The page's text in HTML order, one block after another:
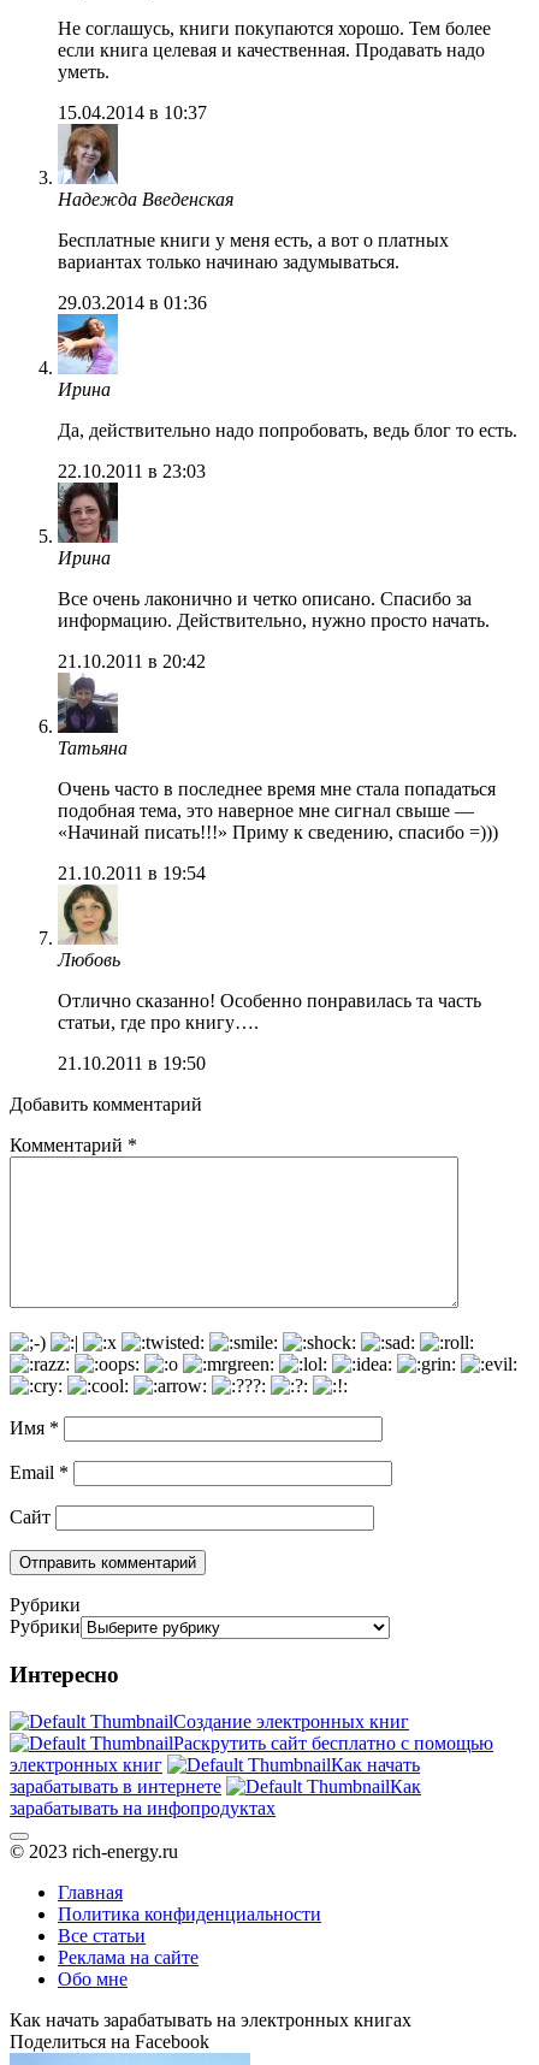
Не соглашусь, книги покупаются хорошо. Тем более
если книга целевая и качественная. Продавать надо
уметь.
15.04.2014 в 10:37
Надежда Введенская
Бесплатные книги у меня есть, а вот о платных
вариантах только начинаю задумываться.
29.03.2014 в 01:36
Ирина
Да, действительно надо попробовать, ведь блог то есть.
22.10.2011 в 23:03
Ирина
Все очень лаконично и четко описано. Спасибо за
информацию. Действительно, нужно просто начать.
21.10.2011 в 20:42
Татьяна
Очень часто в последнее время мне стала попадаться
подобная тема, это наверное мне сигнал свыше —
«Начинай писать!!!» Приму к сведению, спасибо =)))
21.10.2011 в 19:54
Любовь
Отлично сказанно! Особенно понравилась та часть
статьи, где про книгу….
21.10.2011 в 19:50
Добавить комментарий
Комментарий *
Имя *
Email *
Сайт
Рубрики
Рубрики
Интересно
Создание электронных книг
Раскрутить сайт бесплатно с помощью
электронных книг
Как начать
зарабатывать в интернете
Как
зарабатывать на инфопродуктах
© 2023 rich-energy.ru
Главная
Политика конфиденциальности
Все статьи
Реклама на сайте
Обо мне
Как начать зарабатывать на электронных книгах
Поделиться на Facebook